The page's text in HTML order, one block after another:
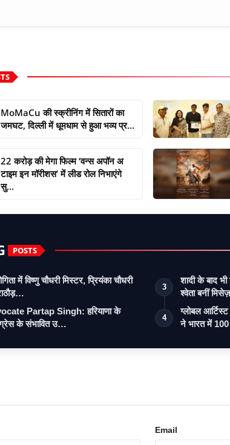
MoMaCu की स्क्रीनिंग में सितारों का
जमघट, दिल्ली में धूमधाम से हुआ भव्य प्र...
22 करोड़ की मेगा फिल्म ‘वन्स अपॉन अ
टाइम इन मॉरीशस’ में लीड रोल निभाएंगे
सु...
POSTS
में विष्णु चौधरी मिस्टर, प्रियंका चौधरी
Partap Singh: हरियाणा के
के संभावित उ…
3
शादी के बाद
श्वेता बनीं
4
ग्लोबल
ने भारत में
Email